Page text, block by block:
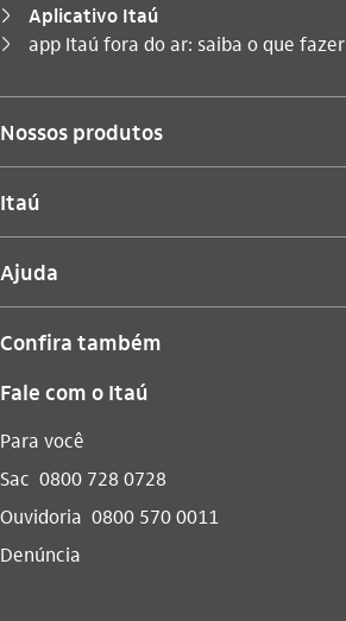
seta_direita Aplicativo Itaú
seta_direita
Você está aqui:
app Itaú fora do ar: saiba o que fazer
Nossos produtos
Itaú
Ajuda
Confira também
Fale com o Itaú
Para você
Sac 0800 728 0728
Ouvidoria 0800 570 0011
Denúncia